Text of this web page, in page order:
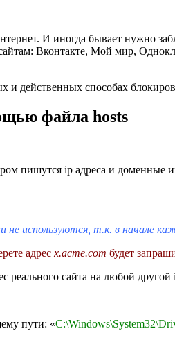
И иногда бывает нужно
Вконтакте, Мой мир,
и действенных способах
файла hosts
пишутся ip адреса и доменные
не используются, т.к. в начале
адрес x.acme.com будет
реального сайта на любой
пути: «